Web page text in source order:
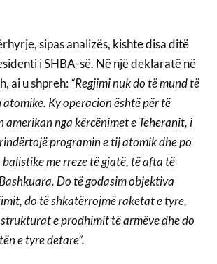
sipas analizës, kishte disa ditë
i SHBA-së. Në një deklaratë në
ai u shpreh:“Regjimi nuk do të mund të
Ky operacion është për të
nga kërcënimet e Teheranit, i
programin e tij atomik dhe po
me rreze të gjatë, të afta të
Do të godasim objektiva
do të shkatërrojmë raketat e tyre,
e prodhimit të armëve dhe do
e tyre detare”.